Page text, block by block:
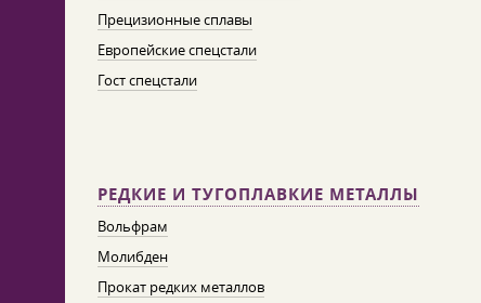
Прецизионные сплавы
Европейские спецстали
Гост спецстали
РЕДКИЕ И ТУГОПЛАВКИЕ МЕТАЛЛЫ
Вольфрам
Молибден
Прокат редких металлов